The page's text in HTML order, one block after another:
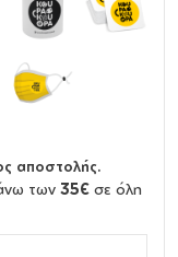
αποστολής.
των 35€ σε όλη